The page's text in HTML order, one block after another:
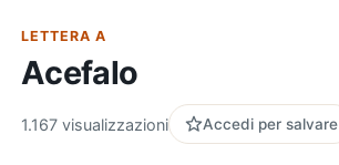
LETTERA A
Acefalo
1.167 visualizzazioni Accedi per salvare